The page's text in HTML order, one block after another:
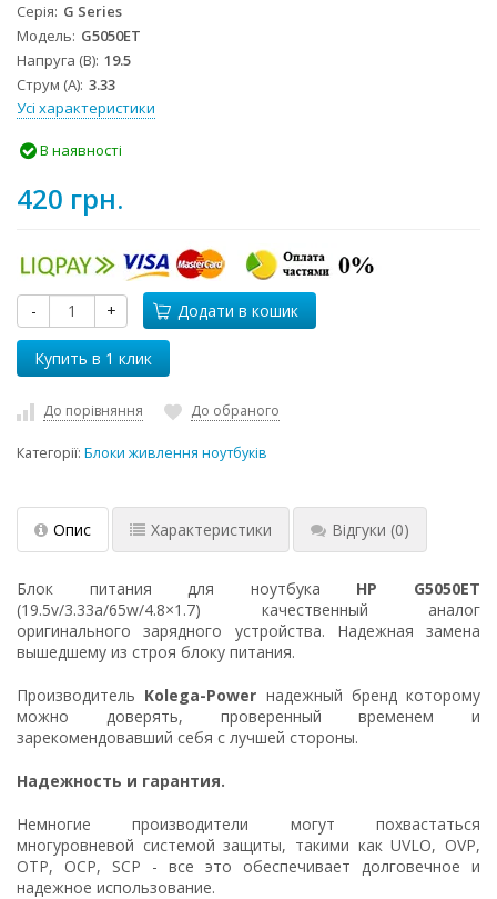
Серія G Series
Модель G5050ET
Напруга (В) 19.5
Струм (А) 3.33
Усі характеристики
В наявності
420 грн.
- + Додати в кошик
До порівняння До обраного
Категорії: Блоки живлення ноутбуків
Опис Характеристики Відгуки (0)
Блок питания для ноутбука HP G5050ET
(19.5v/3.33a/65w/4.8×1.7) качественный аналог
оригинального зарядного устройства. Надежная замена
вышедшему из строя блоку питания.
Производитель Kolega-Power надежный бренд которому
можно доверять, проверенный временем и
зарекомендовавший себя с лучшей стороны.
Надежность и гарантия.
Немногие производители могут похвастаться
многуровневой системой защиты, такими как UVLO, OVP,
OTP, OCP, SCP - все это обеспечивает долговечное и
надежное использование.